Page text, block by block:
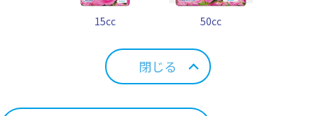
15cc 50cc
閉じる